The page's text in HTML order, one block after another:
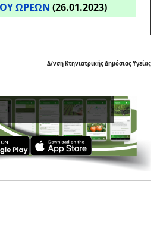
ΩΡΕΩΝ (26.01.2023)
Δ/νσηΚτηνιατρικής Δημόσιας Υγείας